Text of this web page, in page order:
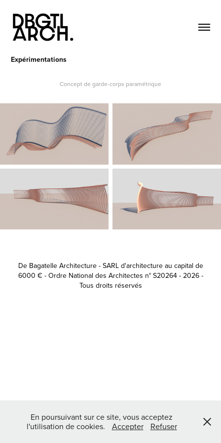
Expérimentations
Concept de garde-corps paramétrique
De Bagatelle Architecture - SARL d'architecture au capital de
6000 € - Ordre National des Architectes n° S20264 - 2026 -
Tous droits réservés
En poursuivant sur ce site, vous acceptez
l'utilisation de cookies.
Accepter Refuser